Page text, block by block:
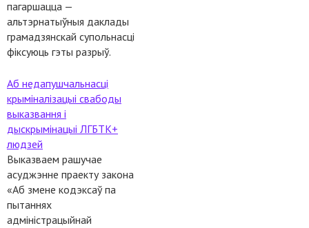
пагаршацца —
альтэрнатыўныя даклады
грамадзянскай супольнасці
фіксуюць гэты разрыў.
Аб недапушчальнасці
крыміналізацыі свабоды
выказвання і
дыскрымінацыі ЛГБТК+
людзей
Выказваем рашучае
асуджэнне праекту закона
«Аб змене кодэксаў па
пытаннях
адміністрацыйнай